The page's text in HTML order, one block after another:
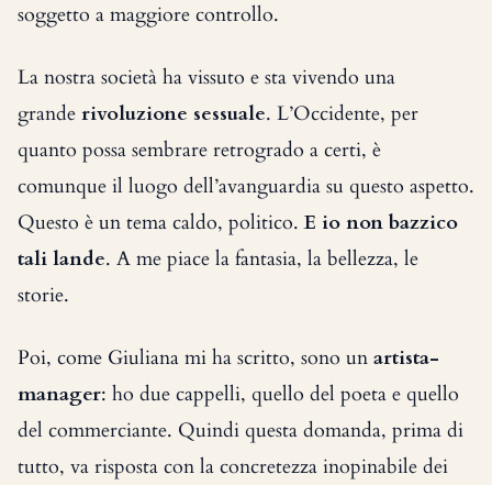
soggetto a maggiore controllo.
La nostra società ha vissuto e sta vivendo una
grande rivoluzione sessuale. L’Occidente, per
quanto possa sembrare retrogrado a certi, è
comunque il luogo dell’avanguardia su questo aspetto.
Questo è un tema caldo, politico.E io non bazzico
tali lande. A me piace la fantasia, la bellezza, le
storie.
Poi, come Giuliana mi ha scritto, sono un artista-
manager: ho due cappelli, quello del poeta e quello
del commerciante. Quindi questa domanda, prima di
tutto, va risposta con la concretezza inopinabile dei